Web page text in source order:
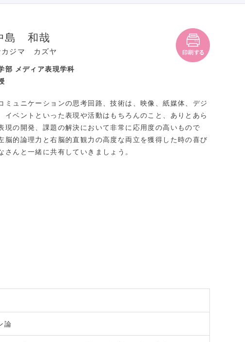
島 和哉
カジマ カズヤ
部 メディア表現学科
ミュニケーションの思考回路、技術は、映像、紙媒体、デジ
イベントといった表現や活動はもちろんのこと、ありとあら
現の開発、課題の解決において非常に応用度の高いもので
脳的論理力と右脳的直観力の高度な両立を獲得した時の喜び
さんと一緒に共有していきましょう。
論